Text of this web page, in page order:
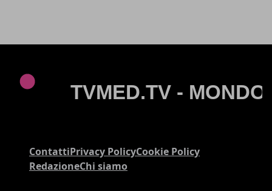
ContattiPrivacy PolicyCookie Policy
RedazioneChi siamo